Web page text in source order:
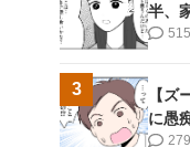
半、
第11515
3
【ズ
に愚
第16279